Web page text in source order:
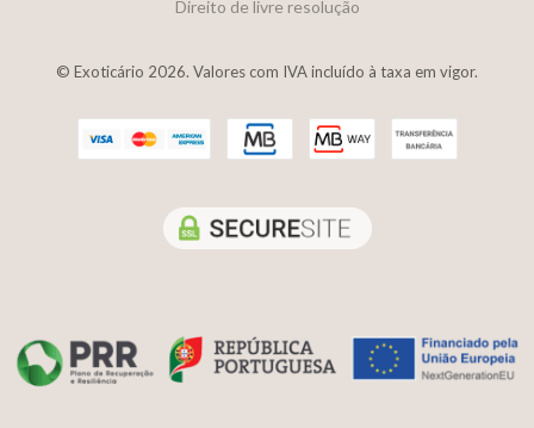
Direito de livre resolução
© Exoticário 2026. Valores com IVA incluído à taxa em vigor.